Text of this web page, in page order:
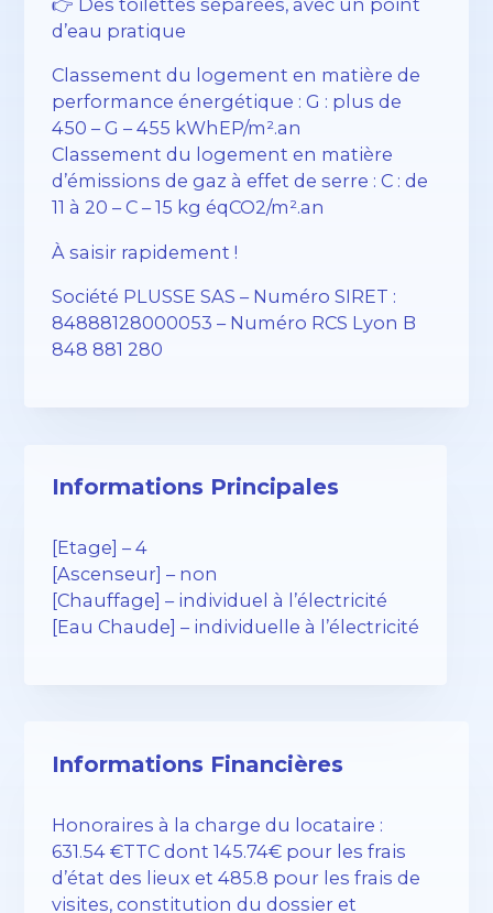
👉 Des toilettes séparées, avec un point
d’eau pratique
Classement du logement en matière de
performance énergétique : G : plus de
450 – G – 455 kWhEP/m².an
Classement du logement en matière
d’émissions de gaz à effet de serre : C : de
11 à 20 – C – 15 kg éqCO2/m².an
À saisir rapidement !
Société PLUSSE SAS – ​​Numéro SIRET :
84888128000053 – Numéro RCS Lyon B
848 881 280
Informations Principales
[Etage] – 4
[Ascenseur] – non
[Chauffage] – individuel à l’électricité
[Eau Chaude] – individuelle à l’électricité
Informations Financières
Honoraires à la charge du locataire :
631.54 €TTC dont 145.74€ pour les frais
d’état des lieux et 485.8 pour les frais de
visites, constitution du dossier et